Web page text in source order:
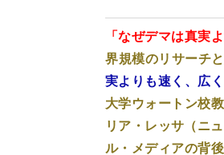
「なぜデマは真実
界規模のリサーチ
実よりも速く、広
大学ウォートン校
リア・レッサ（ニ
ル・メディアの背